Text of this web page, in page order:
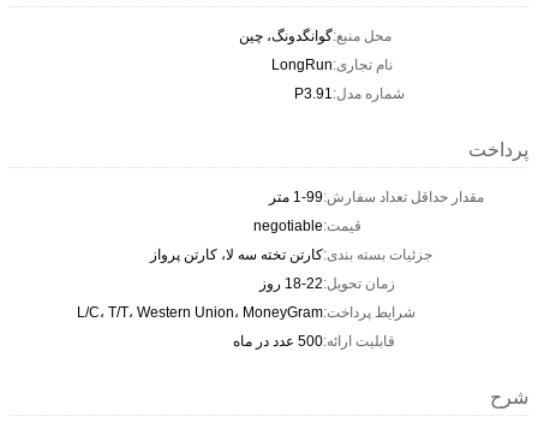
محل منبع:گوانگدونگ، چین
نام تجاری:LongRun
شماره مدل:P3.91
پرداخت
مقدار حداقل تعداد سفارش:1-99 متر
قیمت:negotiable
جزئیات بسته بندی:کارتن تخته سه لا، کارتن پرواز
زمان تحویل:18-22 روز
شرایط پرداخت:L/C، T/T، Western Union، MoneyGram
قابلیت ارائه:500 عدد در ماه
شرح